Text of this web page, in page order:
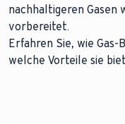
nachhaltigeren Gasen
vorbereitet.
Erfahren Sie, wie
welche Vorteile sie